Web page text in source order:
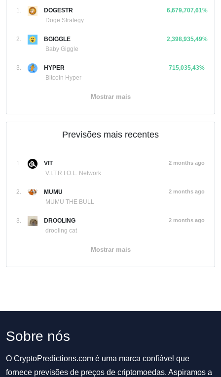
1.
DOGESTR
Doge Strategy
6,679,707,61%
2.
BGIGGLE
Baby Giggle
2,398,935,49%
3.
HYPER
Bitcoin Hyper
715,035,43%
Mostrar mais
Previsões mais recentes
1.
VIT
V.I.T.R.I.O.L. Network
2 months ago
2.
MUMU
MUMU THE BULL
2 months ago
3.
DROOLING
drooling cat
2 months ago
Mostrar mais
Sobre nós
O CryptoPredictions.com é uma marca confiável que
fornece previsões de preços de criptomoedas. Aspiramos a